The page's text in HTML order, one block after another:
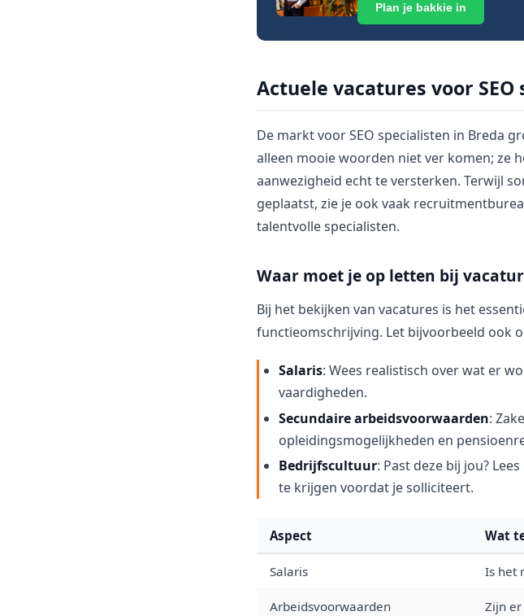
Plan je bakkie in
Actuele vacatures voor
De markt voor SEO specialisten in Breda
alleen mooie woorden niet ver komen; ze
aanwezigheid echt te versterken. Terwijl
geplaatst, zie je ook vaak
talentvolle specialisten.
Waar moet je op letten bij
Bij het bekijken van vacatures is het
functieomschrijving. Let bijvoorbeeld ook
Salaris: Wees realistisch over wat er
vaardigheden.
Secundaire arbeidsvoorwaarden:
opleidingsmogelijkheden en
Bedrijfscultuur: Past deze bij jou?
te krijgen voordat je solliciteert.
Aspect Wat
Salaris Is het
Arbeidsvoorwaarden Zijn